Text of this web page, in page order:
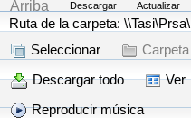
Arriba Descargar Actualizar
Ruta de la carpeta: \\Tasi\Prsa\
Seleccionar
Carpeta
Descargar todo
Ver
Reproducir música